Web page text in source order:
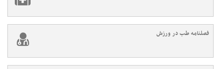
فصلنامه طب در ورزش